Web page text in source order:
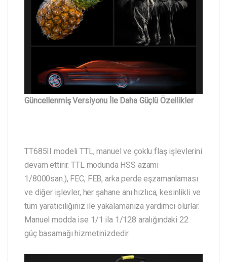
Güncellenmiş Versiyonu İle Daha Güçlü Özellikler
TT685II modeli TTL, manuel ve çoklu flaş işlevlerini
devam ettirir. TTL modunda HSS azami
1/8000san.), FEC, FEB, arka perde eşzamanlaması
ve diğer işlevler, her şahane anı hızlıca, kesinlikli ve
tüm yaratıcılığınız ile yakalamanıza yardımcı olurlar.
Manuel modda ise 1/1 ila 1/128 aralığındaki 22
güç basamağı hizmetinizdedir.